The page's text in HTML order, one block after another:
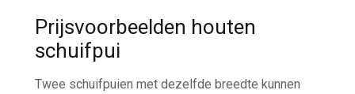
Prijsvoorbeelden houten
schuifpui
Twee schuifpuien met dezelfde breedte kunnen